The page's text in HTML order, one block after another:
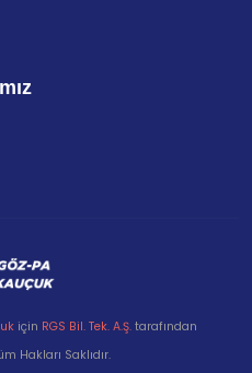
için RGS Bil. Tek. A.Ş.tarafından
Hakları Saklıdır.